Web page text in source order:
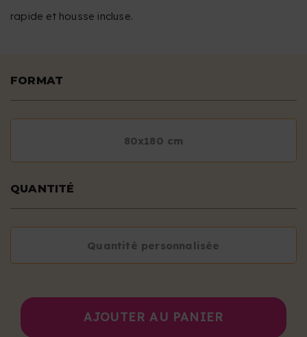
rapide et housse incluse.
FORMAT
80x180 cm
QUANTITÉ
Quantité personnalisée
AJOUTER AU PANIER